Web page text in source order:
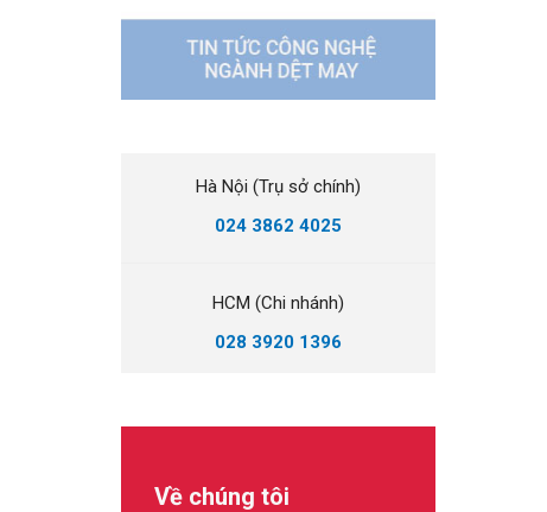
Hà Nội (Trụ sở chính)
024 3862 4025
HCM (Chi nhánh)
028 3920 1396
Về chúng tôi